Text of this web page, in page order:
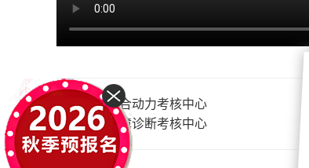
上一篇：混合动力考核中心
下一篇：
故障诊断考核中心